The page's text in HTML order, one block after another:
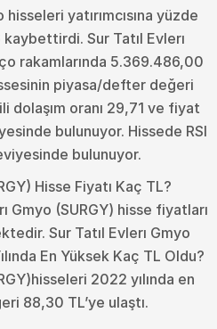
hisseleri yatırımcısına yüzde
kaybettirdi. Sur Tatıl Evlerı
rakamlarında 5.369.486,00
piyasa/defter değeri
oranı 29,71 ve fiyat
bulunuyor. Hissede RSI
bulunuyor.
Hisse Fiyatı Kaç TL?
Gmyo (SURGY) hisse fiyatları
Sur Tatıl Evlerı Gmyo
En Yüksek Kaç TL Oldu?
2022 yılında en
88,30 TL’ye ulaştı.